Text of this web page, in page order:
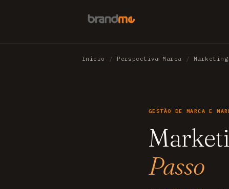
Início / Perspectiva Marca /
GESTÃO DE MARCA E
Passo